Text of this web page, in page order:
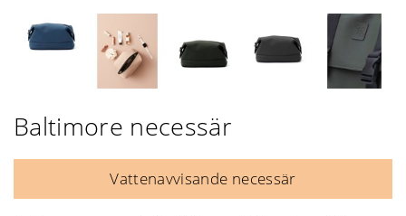
Baltimore necessär
Vattenavvisande necessär